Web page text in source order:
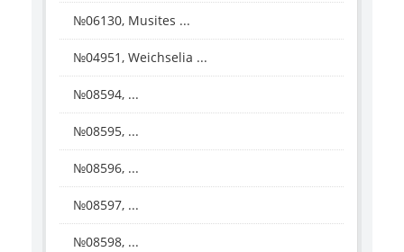
№06130, Musites ...
№04951, Weichselia ...
№08594, ...
№08595, ...
№08596, ...
№08597, ...
№08598, ...